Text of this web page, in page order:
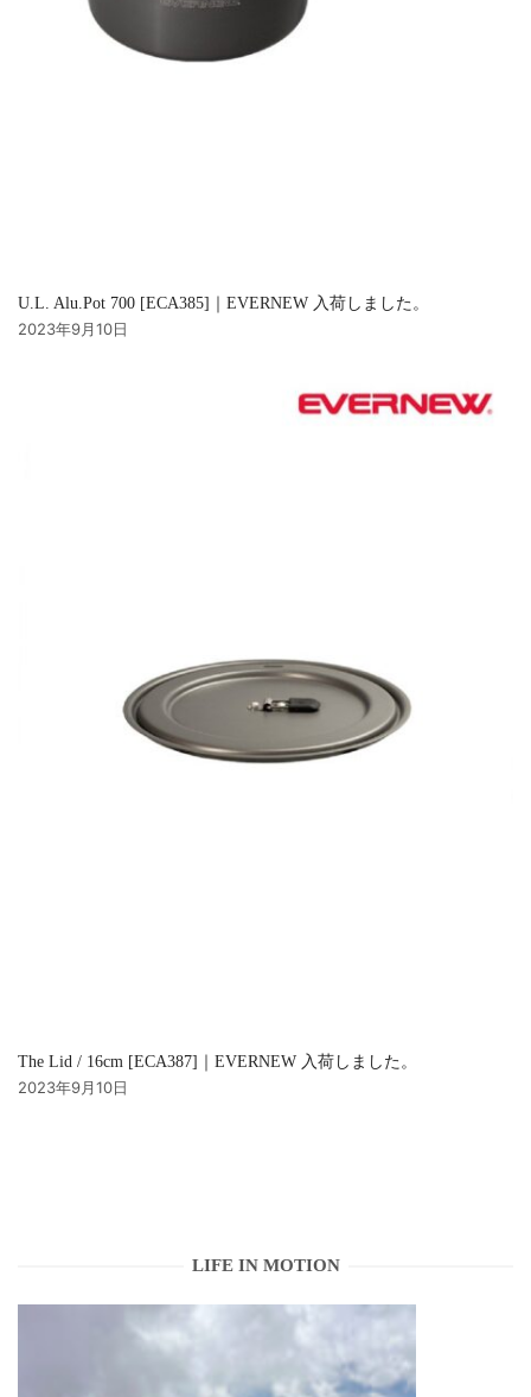
U.L. Alu.Pot 700 [ECA385]｜EVERNEW 入荷しました。
2023年9月10日
The Lid / 16cm [ECA387]｜EVERNEW 入荷しました。
2023年9月10日
LIFE IN MOTION